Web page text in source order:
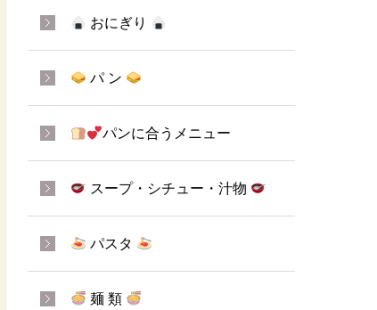
おにぎり
パ ン
パンに合うメニュー
スープ・シチュー・汁物
パスタ
麺 類